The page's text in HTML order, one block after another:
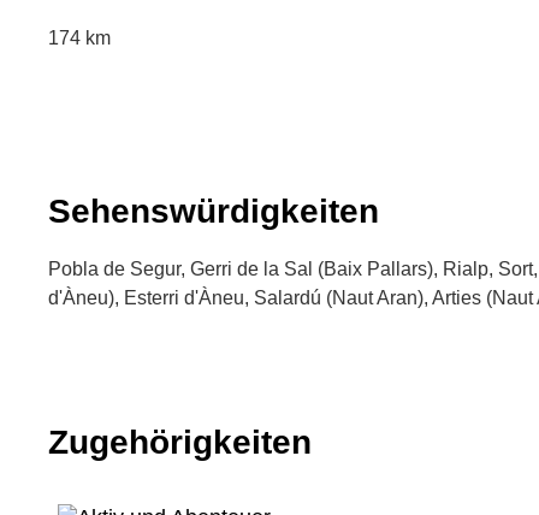
174 km
Sehenswürdigkeiten
Pobla de Segur, Gerri de la Sal (Baix Pallars), Rialp,
d'Àneu), Esterri d'Àneu, Salardú (Naut Aran), Arties
Zugehörigkeiten